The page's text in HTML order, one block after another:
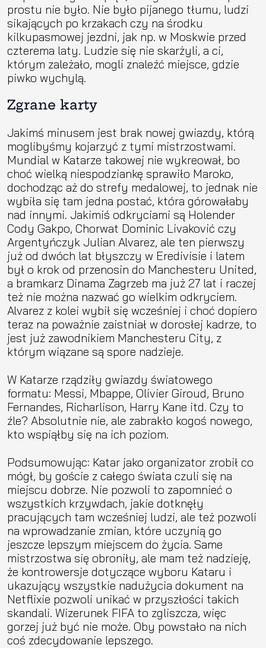
prostu nie było. Nie było pijanego tłumu, ludzi
sikających po krzakach czy na środku
kilkupasmowej jezdni, jak np. w Moskwie przed
czterema laty. Ludzie się nie skarżyli, a ci,
którym zależało, mogli znaleźć miejsce, gdzie
piwko wychylą.
Zgrane karty
Jakimś minusem jest brak nowej gwiazdy, którą
moglibyśmy kojarzyć z tymi mistrzostwami.
Mundial w Katarze takowej nie wykreował, bo
choć wielką niespodziankę sprawiło Maroko,
dochodząc aż do strefy medalowej, to jednak nie
wybiła się tam jedna postać, która górowałaby
nad innymi. Jakimiś odkryciami są Holender
Cody Gakpo, Chorwat Dominic Livaković czy
Argentyńczyk Julian Alvarez, ale ten pierwszy
już od dwóch lat błyszczy w Eredivisie i latem
był o krok od przenosin do Manchesteru United,
a bramkarz Dinama Zagrzeb ma już 27 lat i raczej
też nie można nazwać go wielkim odkryciem.
Alvarez z kolei wybił się wcześniej i choć dopiero
teraz na poważnie zaistniał w dorosłej kadrze, to
jest już zawodnikiem Manchesteru City, z
którym wiązane są spore nadzieje.
W Katarze rządziły gwiazdy światowego
formatu: Messi, Mbappe, Olivier Giroud, Bruno
Fernandes, Richarlison, Harry Kane itd. Czy to
źle? Absolutnie nie, ale zabrakło kogoś nowego,
kto wspiąłby się na ich poziom.
Podsumowując: Katar jako organizator zrobił co
mógł, by goście z całego świata czuli się na
miejscu dobrze. Nie pozwoli to zapomnieć o
wszystkich krzywdach, jakie dotknęły
pracujących tam wcześniej ludzi, ale też pozwoli
na wprowadzanie zmian, które uczynią go
jeszcze lepszym miejscem do życia. Same
mistrzostwa się obroniły, ale mam też nadzieję,
że kontrowersje dotyczące wyboru Kataru i
ukazujący wszystkie nadużycia dokument na
Netflixie pozwoli unikać w przyszłości takich
skandali. Wizerunek FIFA to zgliszcza, więc
gorzej już być nie może. Oby powstało na nich
coś zdecydowanie lepszego.